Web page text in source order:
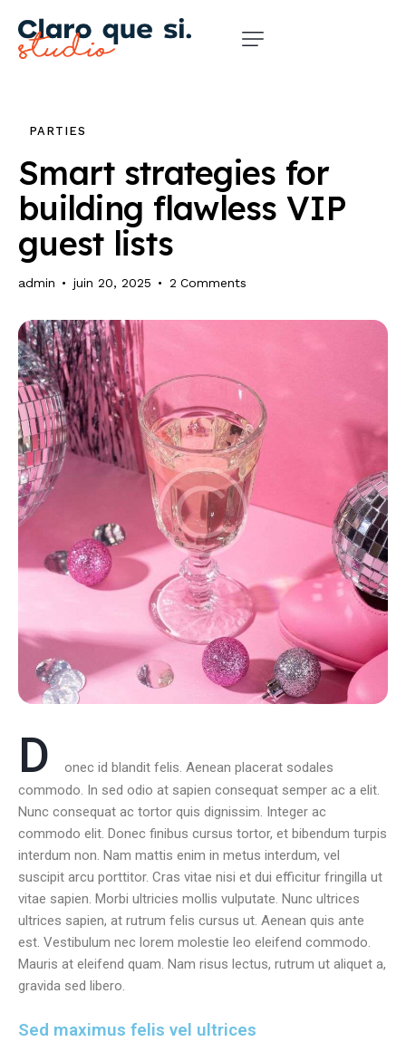
PARTIES
Smart strategies for
building flawless VIP
guest lists
admin juin 20, 2025 2 Comments
D
onec id blandit felis. Aenean placerat sodales
commodo. In sed odio at sapien consequat semper ac a elit.
Nunc consequat ac tortor quis dignissim. Integer ac
commodo elit. Donec finibus cursus tortor, et bibendum turpis
interdum non. Nam mattis enim in metus interdum, vel
suscipit arcu porttitor. Cras vitae nisi et dui efficitur fringilla ut
vitae sapien. Morbi ultricies mollis vulputate. Nunc ultrices
ultrices sapien, at rutrum felis cursus ut. Aenean quis ante
est. Vestibulum nec lorem molestie leo eleifend commodo.
Mauris at eleifend quam. Nam risus lectus, rutrum ut aliquet a,
gravida sed libero.
Sed maximus felis vel ultrices